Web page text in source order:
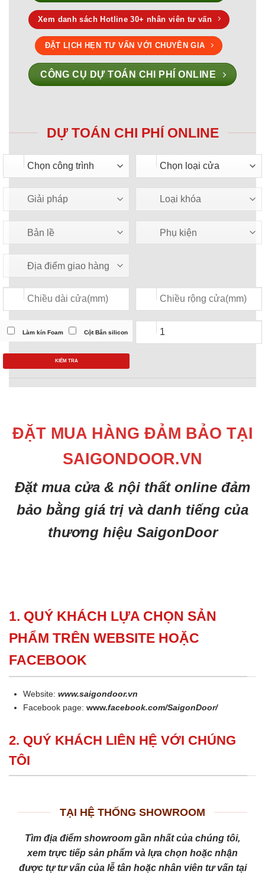
Xem danh sách Hotline 30+ nhân viên tư vấn
ĐẶT LỊCH HẸN TƯ VẤN VỚI CHUYÊN GIA
CÔNG CỤ DỰ TOÁN CHI PHÍ ONLINE
DỰ TOÁN CHI PHÍ ONLINE
Làm kín Foam Cột Bắn silicon
KIỂM TRA
ĐẶT MUA HÀNG ĐẢM BẢO TẠI
SAIGONDOOR.VN
Đặt mua cửa & nội thất online đảm
bảo bằng giá trị và danh tiếng của
thương hiệu SaigonDoor
1. QUÝ KHÁCH LỰA CHỌN SẢN
PHẨM TRÊN WEBSITE HOẶC
FACEBOOK
Website:www.saigondoor.vn
Facebook page:www.facebook.com/SaigonDoor/
2. QUÝ KHÁCH LIÊN HỆ VỚI CHÚNG
TÔI
TẠI HỆ THỐNG SHOWROOM
Tìm địa điểm showroom gần nhất của chúng tôi,
xem trực tiếp sản phẩm và lựa chọn hoặc nhận
được tự tư vấn của lễ tân hoặc nhân viên tư vấn tại